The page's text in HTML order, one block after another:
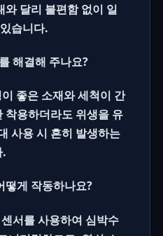
와 달리 불편함 없이 일
습니다.
해결해 주나요?
좋은 소재와 세척이 간
착용하더라도 위생을 유
사용 시 흔히 발생하는
.
떻게 작동하나요?
서를 사용하여 심박수